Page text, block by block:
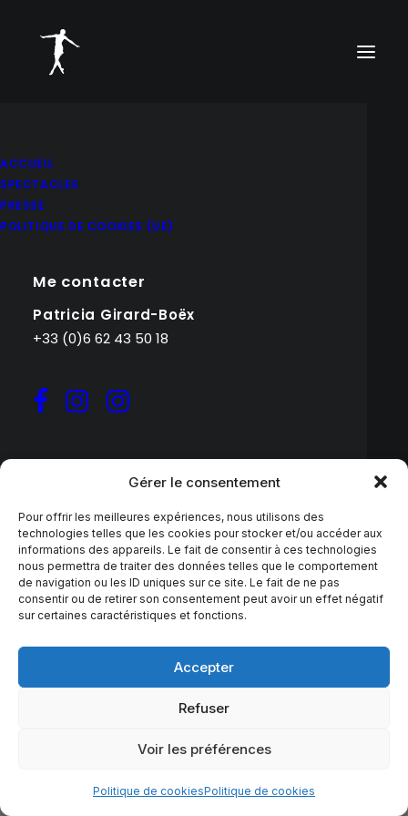
Gérer le consentement
Pour offrir les meilleures expériences, nous utilisons des
technologies telles que les cookies pour stocker et/ou accéder aux
informations des appareils. Le fait de consentir à ces technologies
nous permettra de traiter des données telles que le comportement
de navigation ou les ID uniques sur ce site. Le fait de ne pas
consentir ou de retirer son consentement peut avoir un effet négatif
sur certaines caractéristiques et fonctions.
Accepter
Refuser
Voir les préférences
Politique de cookiesPolitique de cookies
ACCUEIL
SPECTACLES
PRESSE
POLITIQUE DE COOKIES (UE)
Me contacter
Patricia Girard-Boëx
+33 (0)6 62 43 50 18
Rien trouvé.
© 2026 Attitude & Vibrations. | Tous droits réservés.